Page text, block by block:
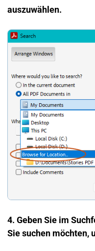
auszuwählen.
4. Geben Sie im
Sie suchen möchten,